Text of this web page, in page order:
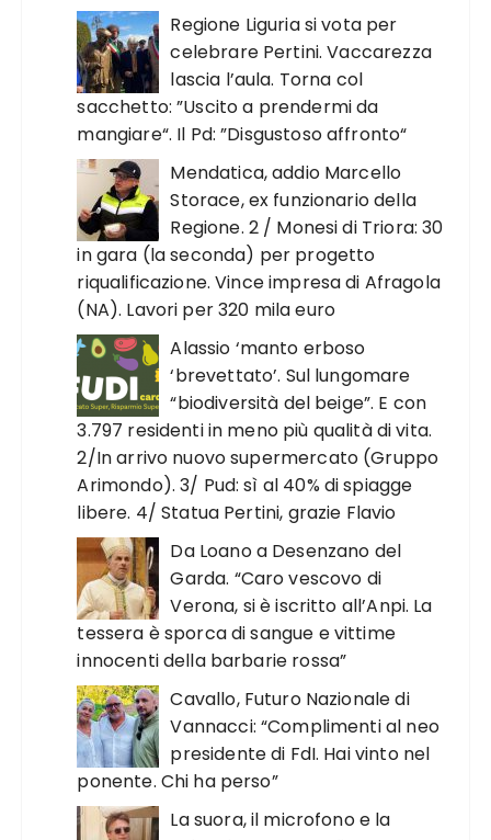
Regione Liguria si vota per
celebrare Pertini. Vaccarezza
lascia l’aula. Torna col
sacchetto: ”Uscito a prendermi da
mangiare“. Il Pd: ”Disgustoso affronto“
Mendatica, addio Marcello
Storace, ex funzionario della
Regione. 2 / Monesi di Triora: 30
in gara (la seconda) per progetto
riqualificazione. Vince impresa di Afragola
(NA). Lavori per 320 mila euro
Alassio ‘manto erboso
‘brevettato’. Sul lungomare
“biodiversità del beige”. E con
3.797 residenti in meno più qualità di vita.
2/In arrivo nuovo supermercato (Gruppo
Arimondo). 3/ Pud: sì al 40% di spiagge
libere. 4/ Statua Pertini, grazie Flavio
Da Loano a Desenzano del
Garda. “Caro vescovo di
Verona, si è iscritto all’Anpi. La
tessera è sporca di sangue e vittime
innocenti della barbarie rossa”
Cavallo, Futuro Nazionale di
Vannacci: “Complimenti al neo
presidente di FdI. Hai vinto nel
ponente. Chi ha perso”
La suora, il microfono e la